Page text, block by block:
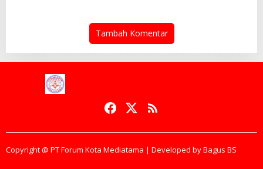
Tambah Komentar
Copyright @ PT Forum Kota Mediatama | Developed by Bagus BS